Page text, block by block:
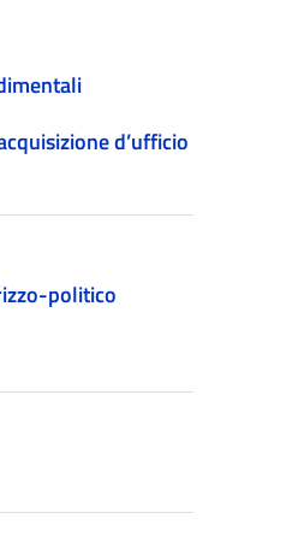
d’ufficio
politico